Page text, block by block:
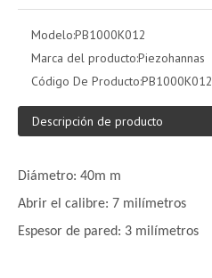
Modelo:PB1000K012
Marca del producto:Piezohannas
Código De Producto:PB1000K012
Descripción de producto
Diámetro: 40m m
Abrir el calibre: 7 milímetros
Espesor de pared: 3 milímetros